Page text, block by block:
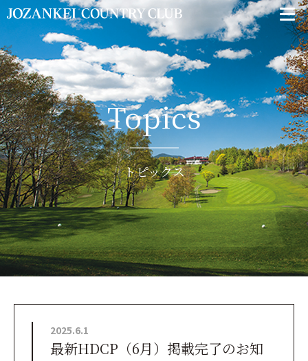
Topics
トピックス
2025.6.1
最新HDCP（6月）掲載完了のお知